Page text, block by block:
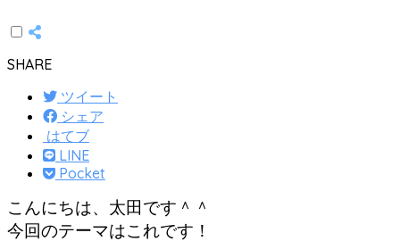
SHARE
ツイート
シェア
はてブ
LINE
Pocket
こんにちは、太田です＾＾
今回のテーマはこれです！